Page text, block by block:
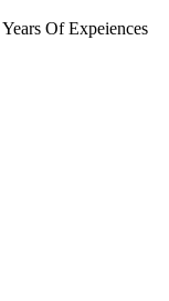
Of Expeiences